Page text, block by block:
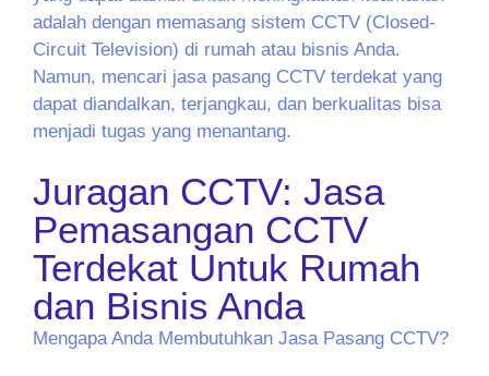
adalah dengan memasang sistem CCTV (Closed-
Circuit Television) di rumah atau bisnis Anda.
Namun, mencari jasa pasang CCTV terdekat yang
dapat diandalkan, terjangkau, dan berkualitas bisa
menjadi tugas yang menantang.
Juragan CCTV: Jasa
Pemasangan CCTV
Terdekat Untuk Rumah
dan Bisnis Anda
Mengapa Anda Membutuhkan Jasa Pasang CCTV?